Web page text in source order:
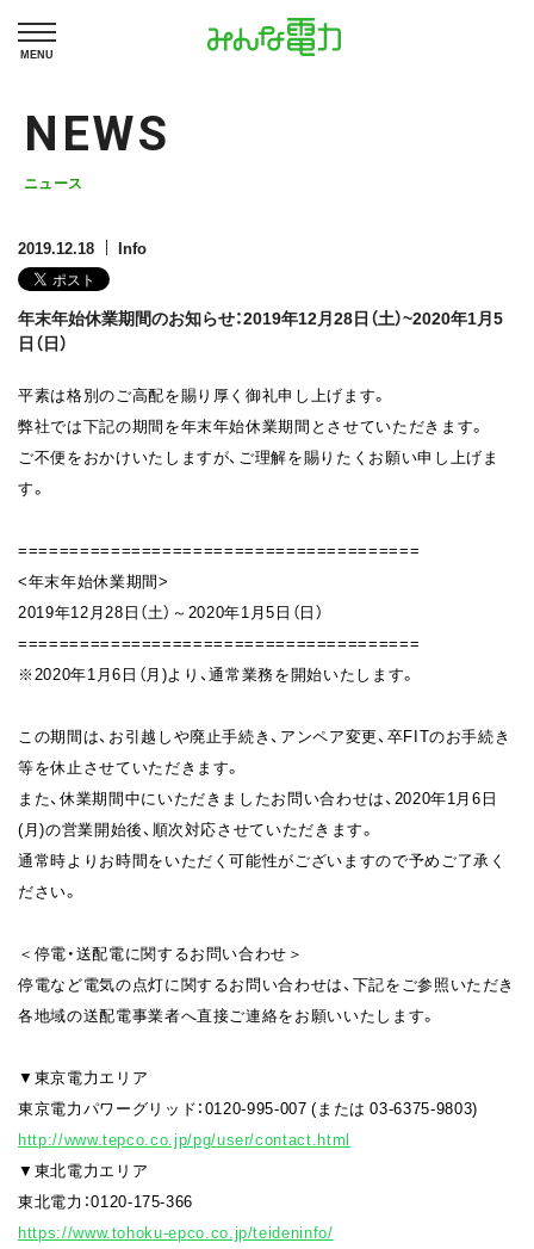
MENU
NEWS
ニュース
2019.12.18 Info
年末年始休業期間のお知らせ：2019年12月28日（土）~2020年1月5
日（日）
平素は格別のご高配を賜り厚く御礼申し上げます。
弊社では下記の期間を年末年始休業期間とさせていただきます。
ご不便をおかけいたしますが、ご理解を賜りたくお願い申し上げま
す。
=======================================
<年末年始休業期間>
2019年12月28日（土）～2020年1月5日（日）
=======================================
※2020年1月6日（月)より、通常業務を開始いたします。
この期間は、お引越しや廃止手続き、アンペア変更、卒FITのお手続き
等を休止させていただきます。
また、休業期間中にいただきましたお問い合わせは、2020年1月6日
(月)の営業開始後、順次対応させていただきます。
通常時よりお時間をいただく可能性がございますので予めご了承く
ださい。
＜停電・送配電に関するお問い合わせ＞
停電など電気の点灯に関するお問い合わせは、下記をご参照いただき
各地域の送配電事業者へ直接ご連絡をお願いいたします。
▼東京電力エリア
東京電力パワーグリッド：0120-995-007 (または 03-6375-9803)
http://www.tepco.co.jp/pg/user/contact.html
▼東北電力エリア
東北電力：0120-175-366
https://www.tohoku-epco.co.jp/teideninfo/